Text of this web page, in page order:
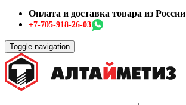
Оплата и доставка товара из России
+7-705-918-26-03
Toggle navigation